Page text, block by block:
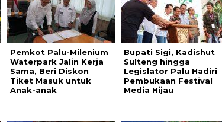
Pemkot Palu-Milenium
Waterpark Jalin Kerja
Sama, Beri Diskon
Tiket Masuk untuk
Anak-anak
Bupati Sigi, Kadishut
Sulteng hingga
Legislator Palu Hadiri
Pembukaan Festival
Media Hijau